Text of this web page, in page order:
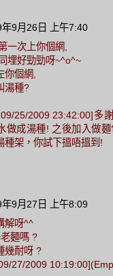
年9月26日 上午7:40
一次上你個網,
埋好勁勁呀~^o^~
你個網,
湯種?
25/2009 23:42:00]多
做成湯種! 之後加入做
種架，你試下搵唔搵到!
年9月27日 上午8:09
解呀^^
麵嗎 ?
幾耐呀 ?
27/2009